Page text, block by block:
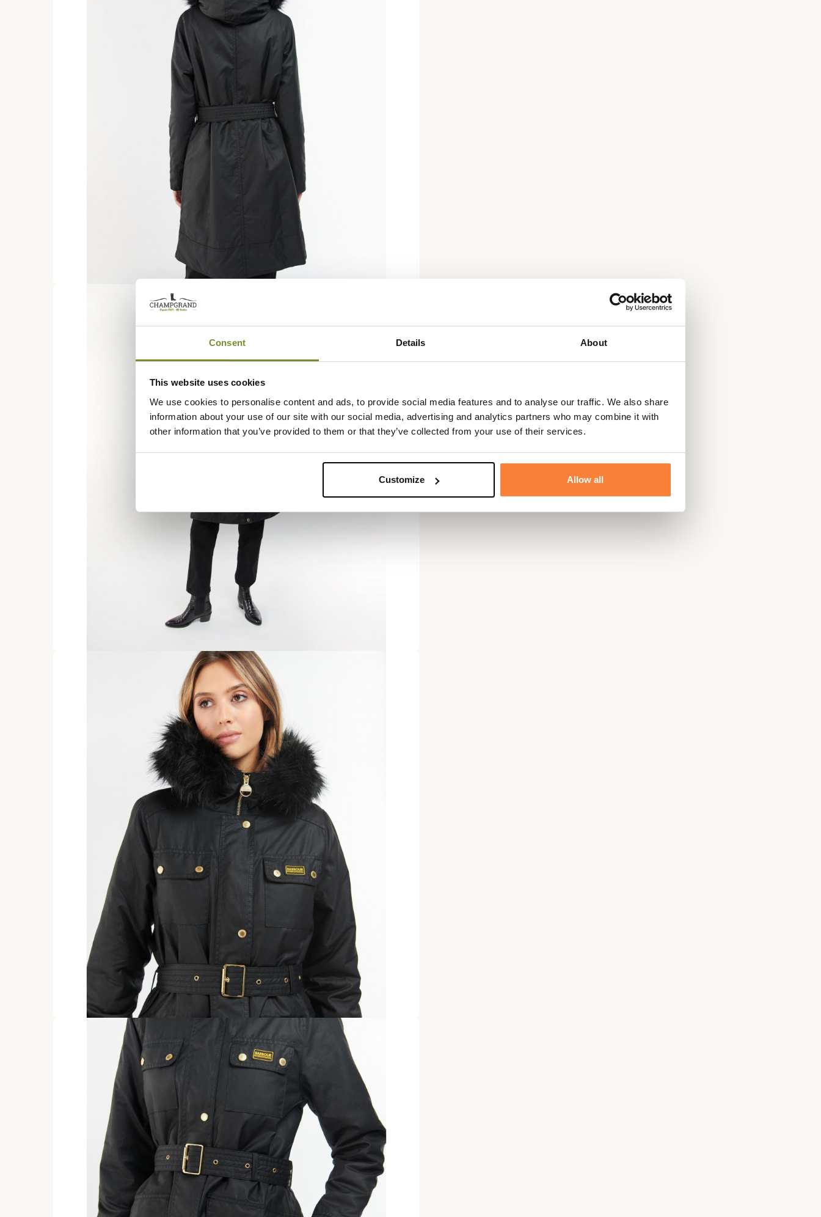
Consent Details About
This website uses cookies
We use cookies to personalise content and ads, to provide social media features and to analyse our traffic. We also share
information about your use of our site with our social media, advertising and analytics partners who may combine it with
other information that you’ve provided to them or that they’ve collected from your use of their services.
Customize Allow all